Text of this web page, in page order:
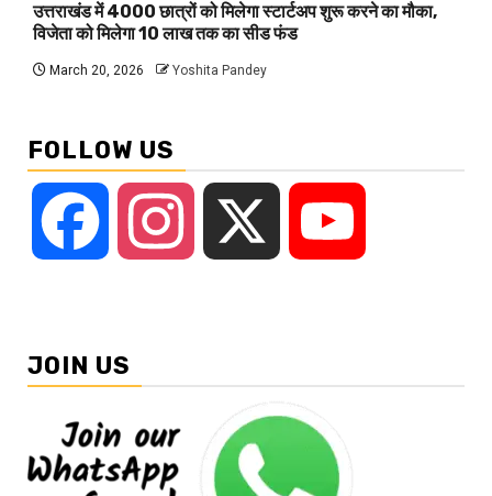
उत्तराखंड में 4000 छात्रों को मिलेगा स्टार्टअप शुरू करने का मौका,
विजेता को मिलेगा 10 लाख तक का सीड फंड
March 20, 2026 Yoshita Pandey
FOLLOW US
Facebook Instagram
JOIN US